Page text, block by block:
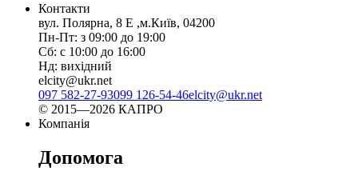
Контакти
вул. Полярна, 8 Е ,м.Київ, 04200
Пн-Пт: з 09:00 до 19:00
Сб: с 10:00 до 16:00
Нд: вихідний
elcity@ukr.net
097 582-27-93099 126-54-46elcity@ukr.net
© 2015—2026 КАПРО
Компанія
Допомога